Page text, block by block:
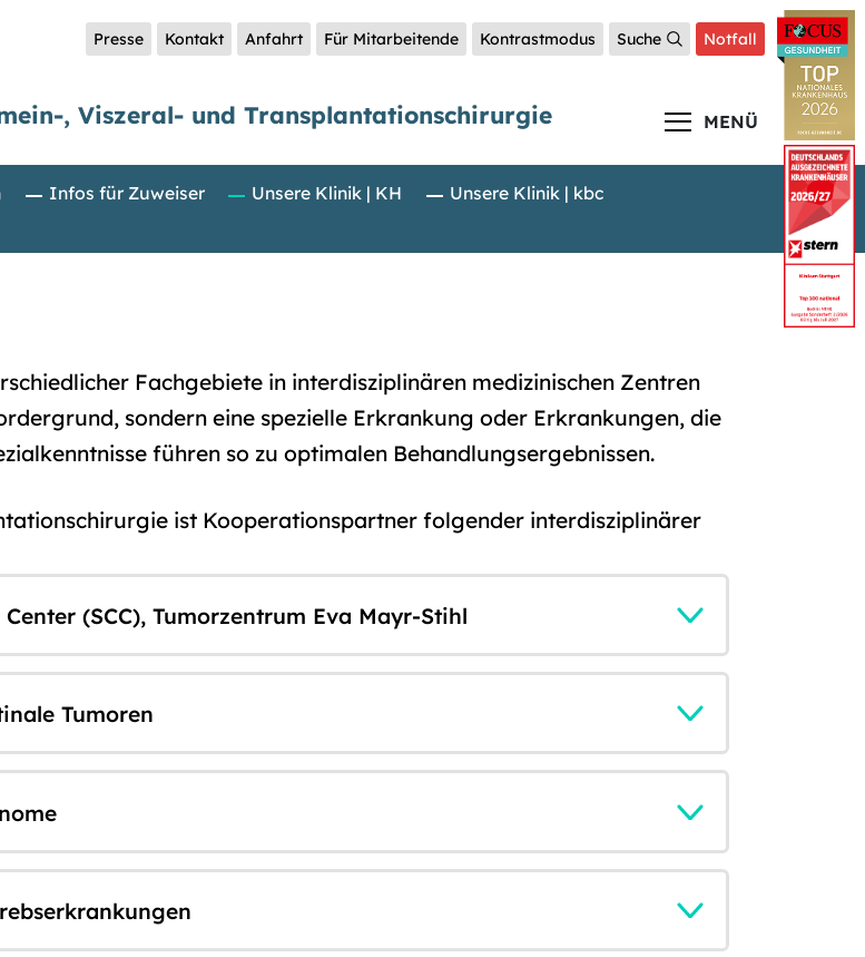
Presse Kontakt Anfahrt Für Mitarbeitende Kontrastmodus Suche Notfall
, Viszeral- und Transplantationschirurgie MENÜ
Infos für Zuweiser Unsere Klinik | KH
Unsere Klinik | kbc
Fachgebiete in interdisziplinären medizinischen Zentren
sondern eine spezielle Erkrankung oder Erkrankungen, die
führen so zu optimalen Behandlungsergebnissen.
ist Kooperationspartner folgender interdisziplinärer
(SCC), Tumorzentrum Eva Mayr-Stihl
Tumoren